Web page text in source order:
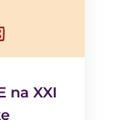
na XXI